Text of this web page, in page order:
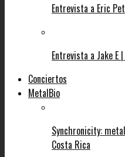
Entrevista a Eric
Entrevista a Jake E
Conciertos
MetalBio
Synchronicity:
Costa Rica